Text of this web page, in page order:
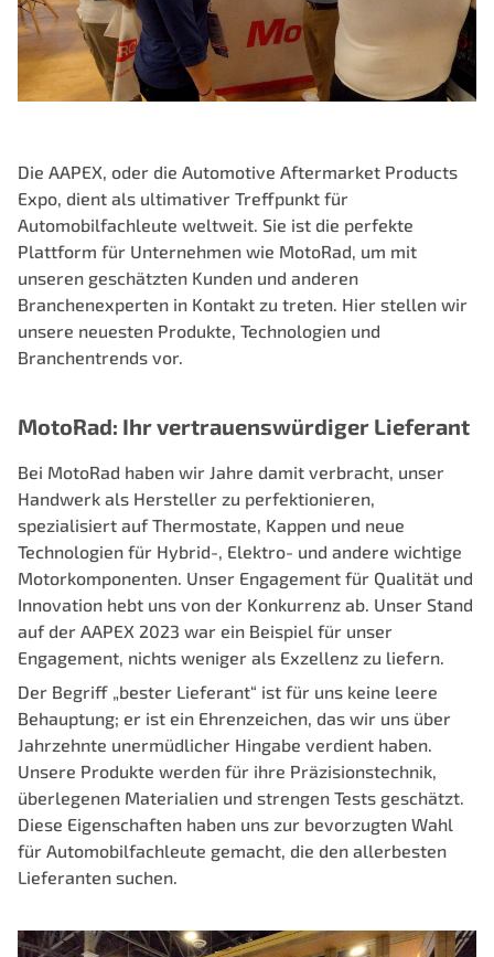
Die AAPEX, oder die Automotive Aftermarket Products
Expo, dient als ultimativer Treffpunkt für
Automobilfachleute weltweit. Sie ist die perfekte
Plattform für Unternehmen wie MotoRad, um mit
unseren geschätzten Kunden und anderen
Branchenexperten in Kontakt zu treten. Hier stellen wir
unsere neuesten Produkte, Technologien und
Branchentrends vor.
MotoRad: Ihr vertrauenswürdiger Lieferant
Bei MotoRad haben wir Jahre damit verbracht, unser
Handwerk als Hersteller zu perfektionieren,
spezialisiert auf Thermostate, Kappen und neue
Technologien für Hybrid-, Elektro- und andere wichtige
Motorkomponenten. Unser Engagement für Qualität und
Innovation hebt uns von der Konkurrenz ab. Unser Stand
auf der AAPEX 2023 war ein Beispiel für unser
Engagement, nichts weniger als Exzellenz zu liefern.
Der Begriff „bester Lieferant“ ist für uns keine leere
Behauptung; er ist ein Ehrenzeichen, das wir uns über
Jahrzehnte unermüdlicher Hingabe verdient haben.
Unsere Produkte werden für ihre Präzisionstechnik,
überlegenen Materialien und strengen Tests geschätzt.
Diese Eigenschaften haben uns zur bevorzugten Wahl
für Automobilfachleute gemacht, die den allerbesten
Lieferanten suchen.